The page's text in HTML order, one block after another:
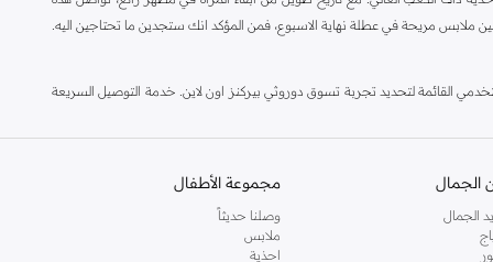
ملابس مريحة في عطلة نهاية الاسبوع، فمن المؤكد انك ستجدين ما تحتاجين اليه.
القائمة لتحديد تجربة تسوق دوروثي بيركنز اون لاين. خدمة التوصيل السريعة
الجمال
الجمال
مجموعة الأطفال
وصلنا حديثاً
ملابس
احذية